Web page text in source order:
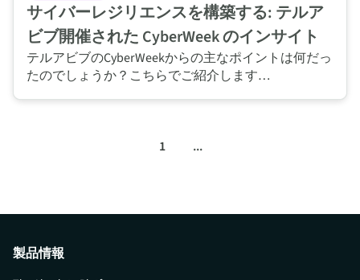
サイバーレジリエンスを構築する: テルア
ビブ開催された CyberWeek のインサイト
テルアビブのCyberWeekからの主なポイントは何だっ
たのでしょうか？こちらでご紹介します…
1 ...
製品情報